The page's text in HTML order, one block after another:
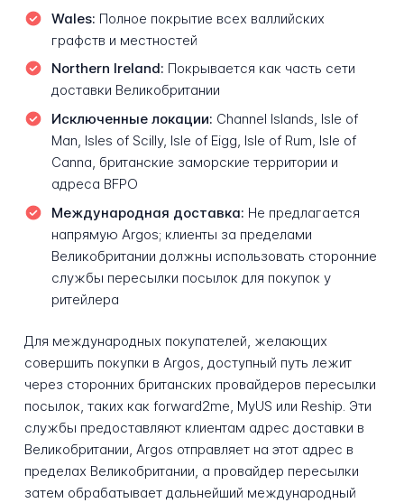
Wales: Полное покрытие всех валлийских
графств и местностей
Northern Ireland: Покрывается как часть сети
доставки Великобритании
Исключенные локации: Channel Islands, Isle of
Man, Isles of Scilly, Isle of Eigg, Isle of Rum, Isle of
Canna, британские заморские территории и
адреса BFPO
Международная доставка: Не предлагается
напрямую Argos; клиенты за пределами
Великобритании должны использовать сторонние
службы пересылки посылок для покупок у
ритейлера
Для международных покупателей, желающих
совершить покупки в Argos, доступный путь лежит
через сторонних британских провайдеров пересылки
посылок, таких как forward2me, MyUS или Reship. Эти
службы предоставляют клиентам адрес доставки в
Великобритании, Argos отправляет на этот адрес в
пределах Великобритании, а провайдер пересылки
затем обрабатывает дальнейший международный